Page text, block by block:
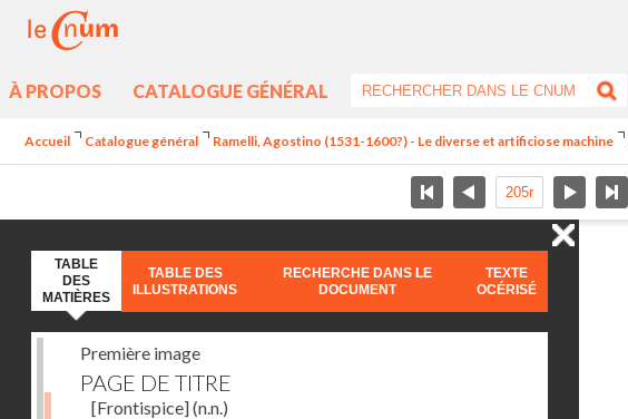
À PROPOS CATALOGUE GÉNÉRAL
Accueil Catalogue général Ramelli, Agostino (1531-1600?) - Le diverse et artificiose machine
TABLE
DES
MATIÈRES
TABLE DES
ILLUSTRATIONS
RECHERCHE DANS LE
DOCUMENT
TEXTE
OCÉRISÉ
Première image
PAGE DE TITRE
[Frontispice](n.n.)